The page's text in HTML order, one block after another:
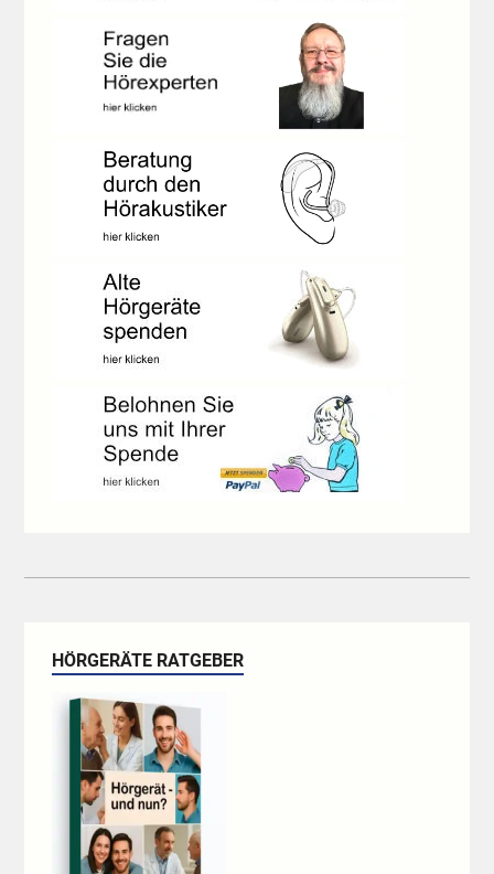
HÖRGERÄTE RATGEBER